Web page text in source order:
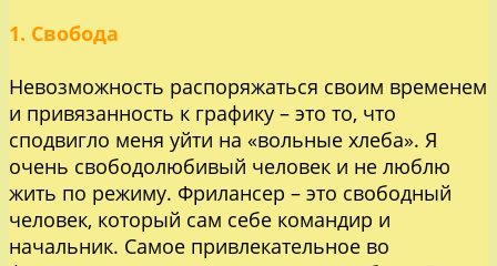
1. Свобода
Невозможность распоряжаться своим временем
и привязанность к графику – это то, что
сподвигло меня уйти на «вольные хлеба». Я
очень свободолюбивый человек и не люблю
жить по режиму. Фрилансер – это свободный
человек, который сам себе командир и
начальник. Самое привлекательное во